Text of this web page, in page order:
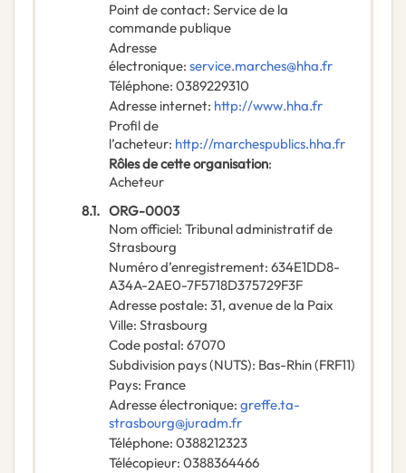
Point de contact: Service de la
commande publique
Adresse
électronique: service.marches@hha.fr
Téléphone: 0389229310
Adresse internet: http://www.hha.fr
Profil de
l’acheteur: http://marchespublics.hha.fr
Rôles de cette organisation:
Acheteur
8.1. ORG-0003
Nom officiel: Tribunal administratif de
Strasbourg
Numéro d’enregistrement: 634E1DD8-
A34A-2AE0-7F5718D375729F3F
Adresse postale: 31, avenue de la Paix
Ville: Strasbourg
Code postal: 67070
Subdivision pays (NUTS): Bas-Rhin(FRF11)
Pays: France
Adresse électronique: greffe.ta-
strasbourg@juradm.fr
Téléphone: 0388212323
Télécopieur: 0388364466